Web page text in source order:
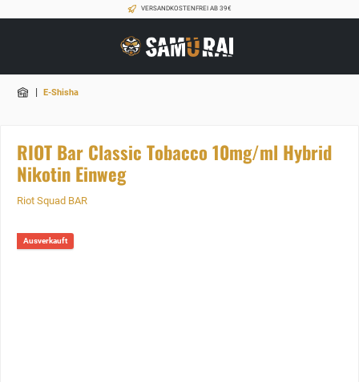
VERSANDKOSTENFREI AB 39€
| E-Shisha
RIOT Bar Classic Tobacco 10mg/ml Hybrid
Nikotin Einweg
Riot Squad BAR
Ausverkauft